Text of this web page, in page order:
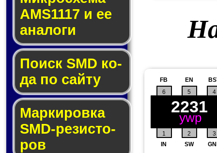
AMS1117 и ее
ана­ло­ги
Поиск SMD ко­
да по сай­ту
Маркировка
SMD-ре­зис­то­
ров
1 2 3
4
IN SW
EN
5
6
FB
2231
ywp